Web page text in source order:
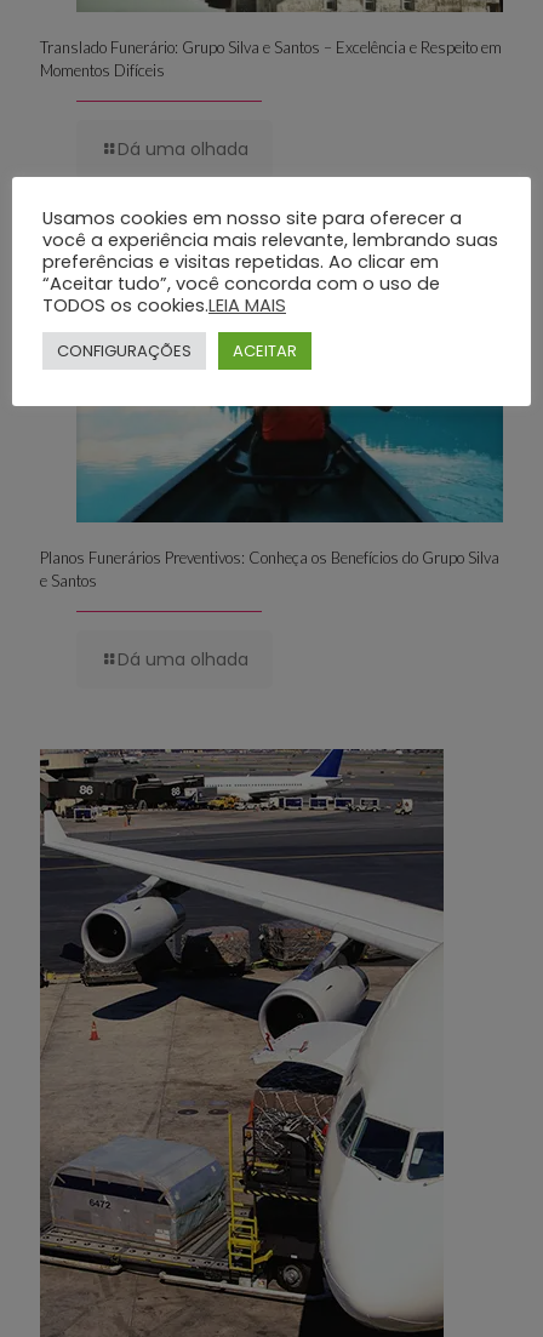
Translado Funerário: Grupo Silva e Santos – Excelência e Respeito em
Momentos Difíceis
Dá uma olhada
29 de julho de 2025
Planos Funerários Preventivos: Conheça os Benefícios do Grupo Silva
e Santos
Dá uma olhada
Usamos cookies em nosso site para oferecer a
você a experiência mais relevante, lembrando suas
preferências e visitas repetidas. Ao clicar em
“Aceitar tudo”, você concorda com o uso de
TODOS os cookies.LEIA MAIS
CONFIGURAÇÕES ACEITAR